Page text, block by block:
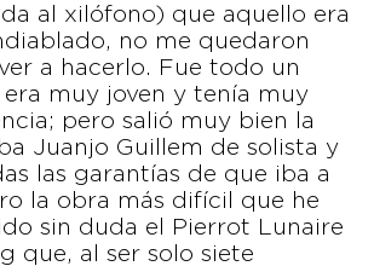
al xilófono) que aquello era
no me quedaron
a hacerlo. Fue todo un
muy joven y tenía muy
pero salió muy bien la
Juanjo Guillem de solista y
las garantías de que iba a
la obra más difícil que he
sin duda el Pierrot Lunaire
que, al ser solo siete